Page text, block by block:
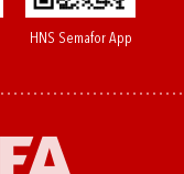
HNS Semafor App